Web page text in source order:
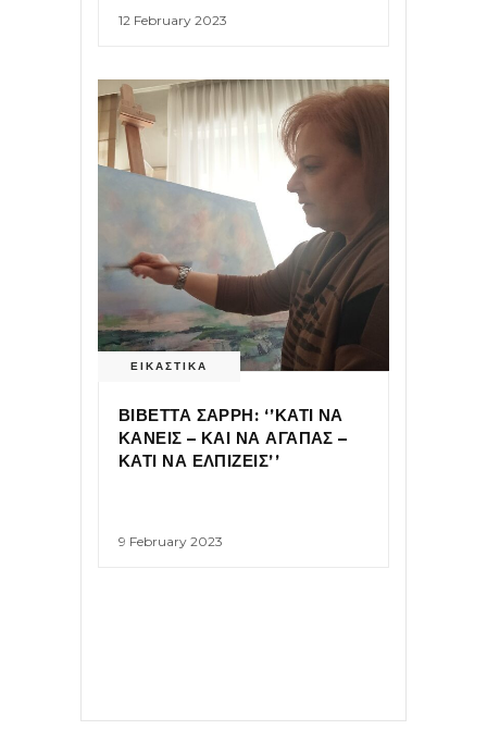
12 February 2023
ΕΙΚΑΣΤΙΚΑ
ΒΙΒΕΤΤΑ ΣΑΡΡΗ: ‘’ΚΑΤΙ ΝΑ
ΚΑΝΕΙΣ – ΚΑΙ ΝΑ ΑΓΑΠΑΣ –
ΚΑΤΙ ΝΑ ΕΛΠΙΖΕΙΣ’’
9 February 2023